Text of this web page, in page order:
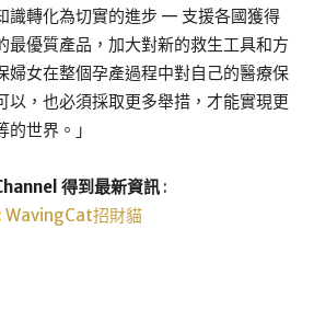
識轉化為切實的進步 — 支援各國獲得
最優質產品，加大對新的救生工具和方
婦女在整個孕產過程中對自己的醫療保
以，也必須採取更多舉措，才能實現更
世界。」
得到最新資訊 :
WavingCat招財貓